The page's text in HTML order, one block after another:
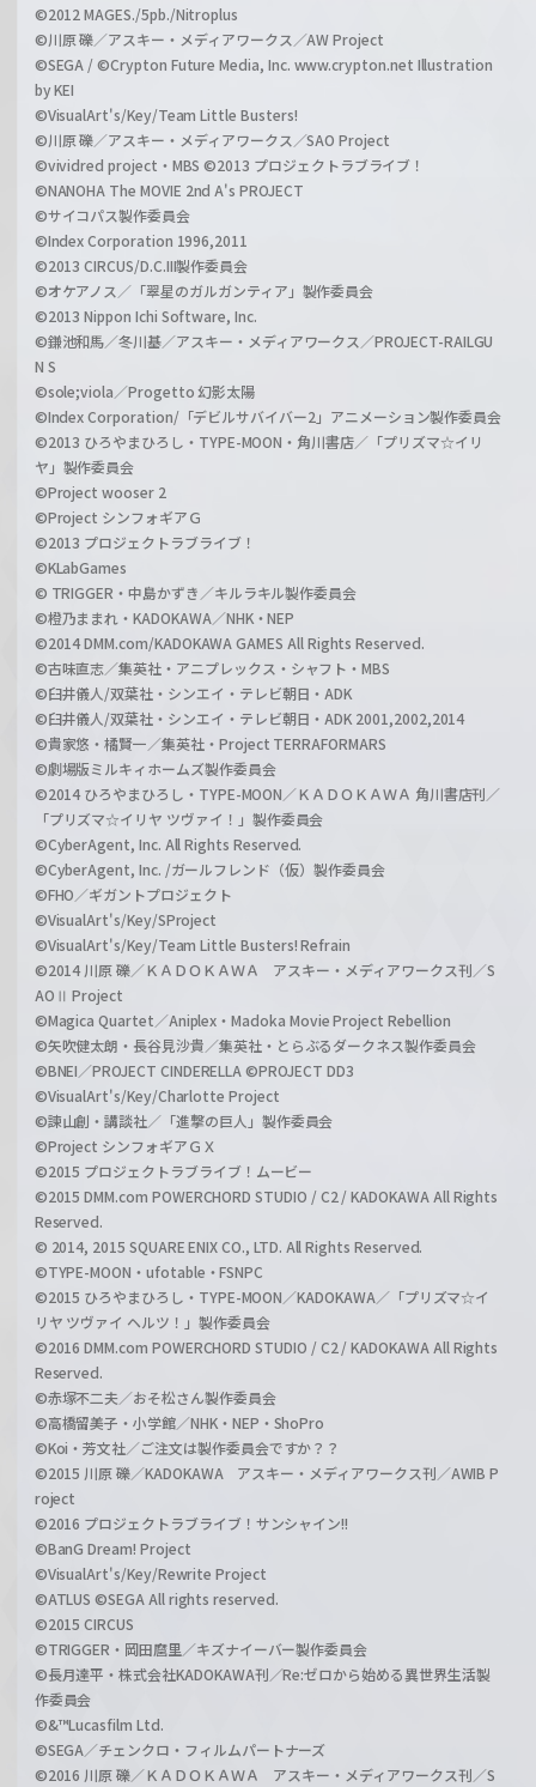
©2012 MAGES./5pb./Nitroplus
©川原 礫／アスキー・メディアワークス／AW Project
©SEGA / ©Crypton Future Media, Inc. www.crypton.net Illustration
by KEI
©VisualArt's/Key/Team Little Busters!
©川原 礫／アスキー・メディアワークス／SAO Project
©vividred project・MBS ©2013 プロジェクトラブライブ！
©NANOHA The MOVIE 2nd A's PROJECT
©サイコパス製作委員会
©Index Corporation 1996,2011
©2013 CIRCUS/D.C.III製作委員会
©オケアノス／「翠星のガルガンティア」製作委員会
©2013 Nippon Ichi Software, Inc.
©鎌池和馬／冬川基／アスキー・メディアワークス／PROJECT-RAILGU
N S
©sole;viola／Progetto 幻影太陽
©Index Corporation/「デビルサバイバー2」アニメーション製作委員会
©2013 ひろやまひろし・TYPE-MOON・角川書店／「プリズマ☆イリ
ヤ」製作委員会
©Project wooser 2
©Project シンフォギアＧ
©2013 プロジェクトラブライブ！
©KLabGames
© TRIGGER・中島かずき／キルラキル製作委員会
©橙乃ままれ・KADOKAWA／NHK・NEP
©2014 DMM.com/KADOKAWA GAMES All Rights Reserved.
©古味直志／集英社・アニプレックス・シャフト・MBS
©臼井儀人/双葉社・シンエイ・テレビ朝日・ADK
©臼井儀人/双葉社・シンエイ・テレビ朝日・ADK 2001,2002,2014
©貴家悠・橘賢一／集英社・Project TERRAFORMARS
©劇場版ミルキィホームズ製作委員会
©2014 ひろやまひろし・TYPE-MOON／ＫＡＤＯＫＡＷＡ 角川書店刊／
「プリズマ☆イリヤ ツヴァイ！」製作委員会
©CyberAgent, Inc. All Rights Reserved.
©CyberAgent, Inc. /ガールフレンド（仮）製作委員会
©FHO／ギガントプロジェクト
©VisualArt's/Key/SProject
©VisualArt's/Key/Team Little Busters! Refrain
©2014 川原 礫／ＫＡＤＯＫＡＷＡ アスキー・メディアワークス刊／S
AOⅡ Project
©Magica Quartet／Aniplex・Madoka Movie Project Rebellion
©矢吹健太朗・長谷見沙貴／集英社・とらぶるダークネス製作委員会
©BNEI／PROJECT CINDERELLA ©PROJECT DD3
©VisualArt's/Key/Charlotte Project
©諫山創・講談社／「進撃の巨人」製作委員会
©Project シンフォギアＧＸ
©2015 プロジェクトラブライブ！ムービー
©2015 DMM.com POWERCHORD STUDIO / C2 / KADOKAWA All Rights
Reserved.
© 2014, 2015 SQUARE ENIX CO., LTD. All Rights Reserved.
©TYPE-MOON・ufotable・FSNPC
©2015 ひろやまひろし・TYPE-MOON／KADOKAWA／「プリズマ☆イ
リヤ ツヴァイ ヘルツ！」製作委員会
©2016 DMM.com POWERCHORD STUDIO / C2 / KADOKAWA All Rights
Reserved.
©赤塚不二夫／おそ松さん製作委員会
©高橋留美子・小学館／NHK・NEP・ShoPro
©Koi・芳文社／ご注文は製作委員会ですか？？
©2015 川原 礫／KADOKAWA アスキー・メディアワークス刊／AWIB P
roject
©2016 プロジェクトラブライブ！サンシャイン!!
©BanG Dream! Project
©VisualArt's/Key/Rewrite Project
©ATLUS ©SEGA All rights reserved.
©2015 CIRCUS
©TRIGGER・岡田麿里／キズナイーバー製作委員会
©長月達平・株式会社KADOKAWA刊／Re:ゼロから始める異世界生活製
作委員会
©&™Lucasfilm Ltd.
©SEGA／チェンクロ・フィルムパートナーズ
©2016 川原 礫／ＫＡＤＯＫＡＷＡ アスキー・メディアワークス刊／S